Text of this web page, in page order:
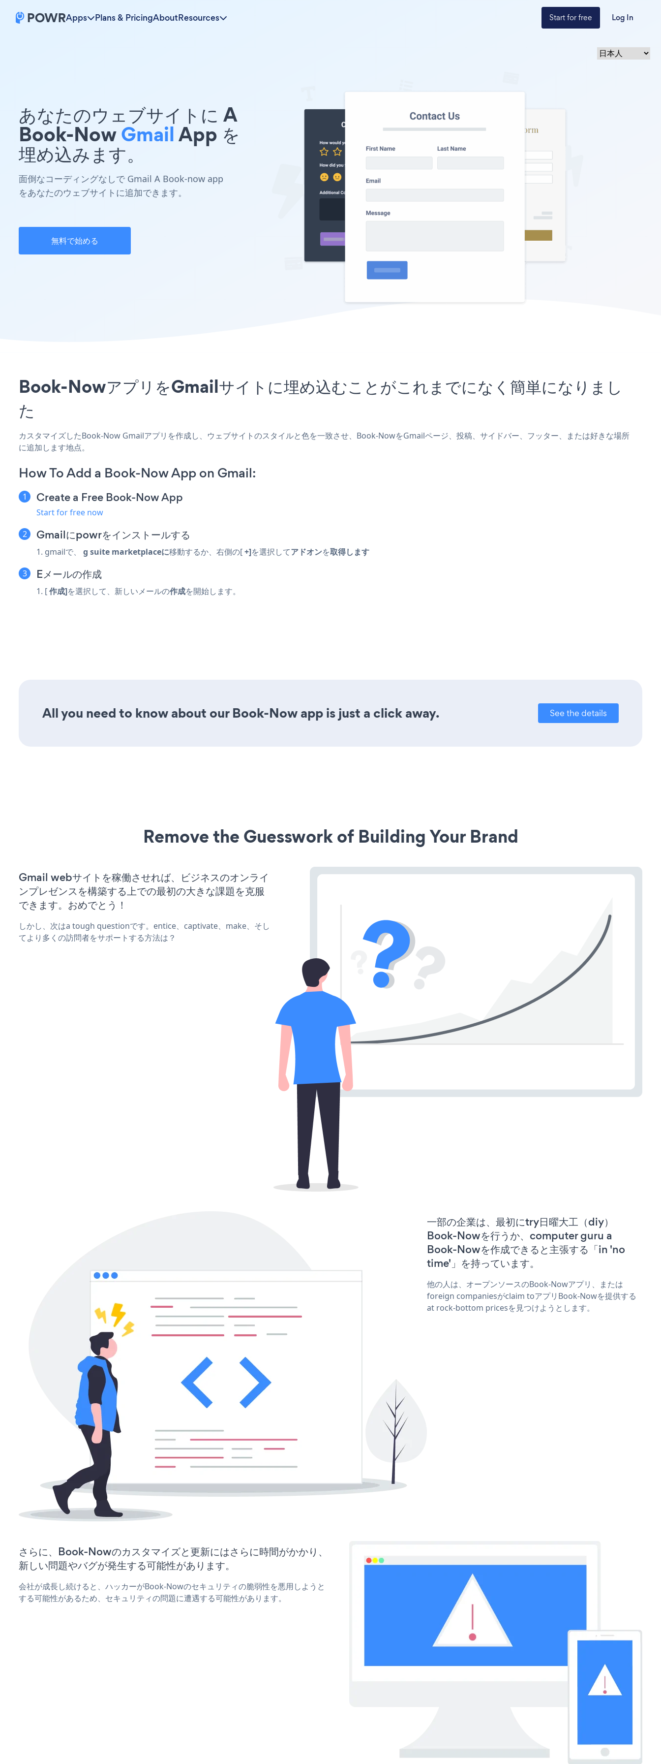
Apps Plans & PricingAboutResources Start for free Log In
あなたのウェブサイトに A
Book-NowGmailApp を
埋め込みます。
面倒なコーディングなしで Gmail A Book-now app
をあなたのウェブサイトに追加できます。
無料で始める
Book-NowアプリをGmailサイトに埋め込むことがこれまでになく簡単になりまし
た
カスタマイズしたBook-Now Gmailアプリを作成し、ウェブサイトのスタイルと色を一致させ、Book-NowをGmailページ、投稿、サイドバー、フッター、または好きな場所
に追加します地点。
How To Add a Book-Now App on Gmail:
Create a Free Book-Now App
Start for free now
Gmailにpowrをインストールする
1. gmailで、 g suite marketplaceに移動するか、右側の[+]を選択してアドオンを取得します
Eメールの作成
1. [作成]を選択して、新しいメールの作成を開始します。
All you need to know about our Book-Now app is just a click away. See the details
Remove the Guesswork of Building Your Brand
Gmail webサイトを稼働させれば、ビジネスのオンライ
ンプレゼンスを構築する上での最初の大きな課題を克服
できます。おめでとう！
しかし、次はa tough questionです。entice、captivate、make、そし
てより多くの訪問者をサポートする方法は？
一部の企業は、最初にtry日曜大工（diy）
Book-Nowを行うか、computer guru a
Book-Nowを作成できると主張する「in 'no
time'」を持っています。
他の人は、オープンソースのBook-Nowアプリ、または
foreign companiesがclaim toアプリBook-Nowを提供する
at rock-bottom pricesを見つけようとします。
さらに、Book-Nowのカスタマイズと更新にはさらに時間がかかり、
新しい問題やバグが発生する可能性があります。
会社が成長し続けると、ハッカーがBook-Nowのセキュリティの脆弱性を悪用しようと
する可能性があるため、セキュリティの問題に遭遇する可能性があります。